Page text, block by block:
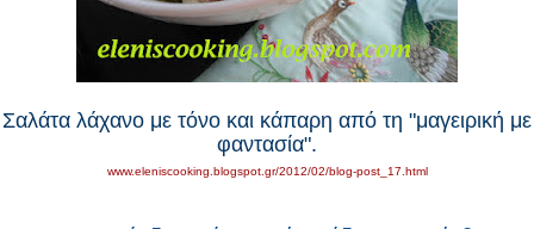
Σαλάτα λάχανο με τόνο και κάπαρη από τη "μαγειρική με
φαντασία".
www.eleniscooking.blogspot.gr/2012/02/blog-post_17.html